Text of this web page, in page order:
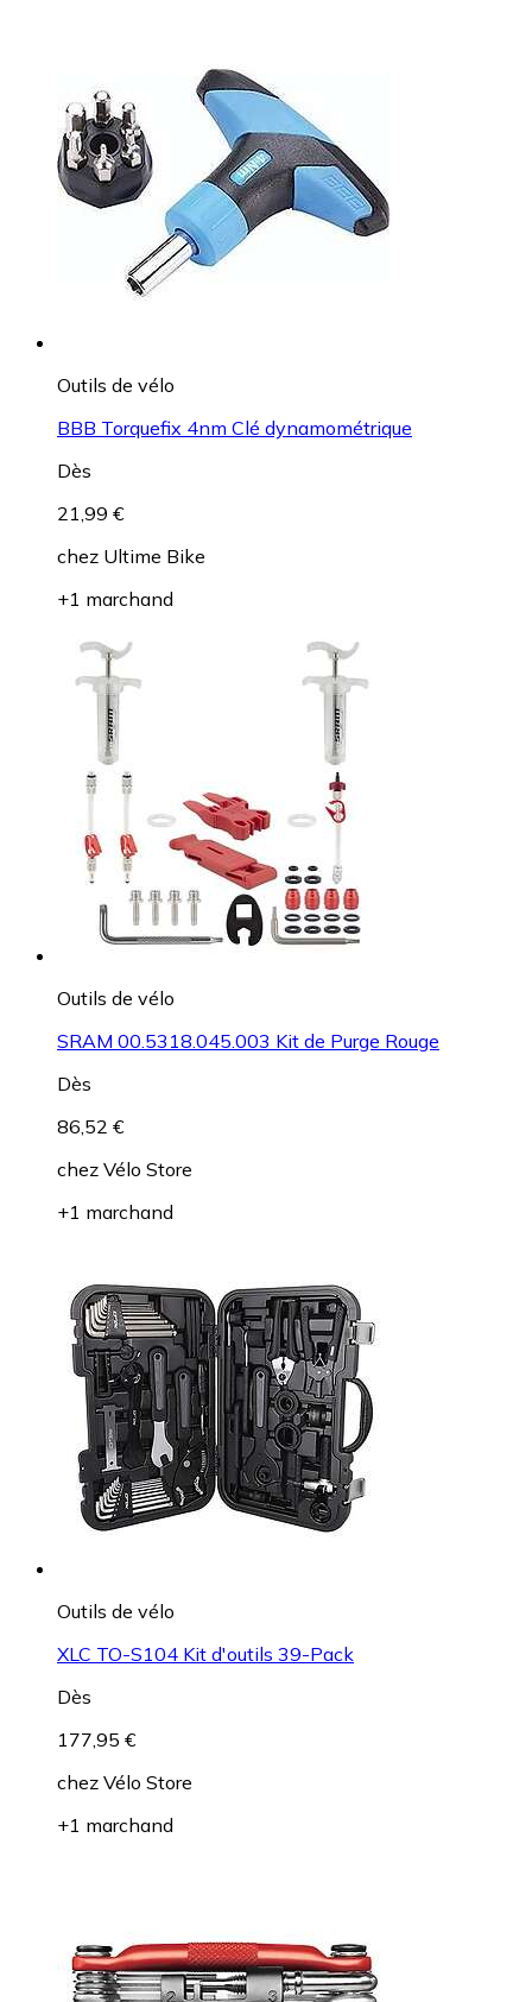
Outils de vélo
BBB Torquefix 4nm Clé dynamométrique
Dès
21,99 €
chez Ultime Bike
+1 marchand
Outils de vélo
SRAM 00.5318.045.003 Kit de Purge Rouge
Dès
86,52 €
chez Vélo Store
+1 marchand
Outils de vélo
XLC TO-S104 Kit d'outils 39-Pack
Dès
177,95 €
chez Vélo Store
+1 marchand